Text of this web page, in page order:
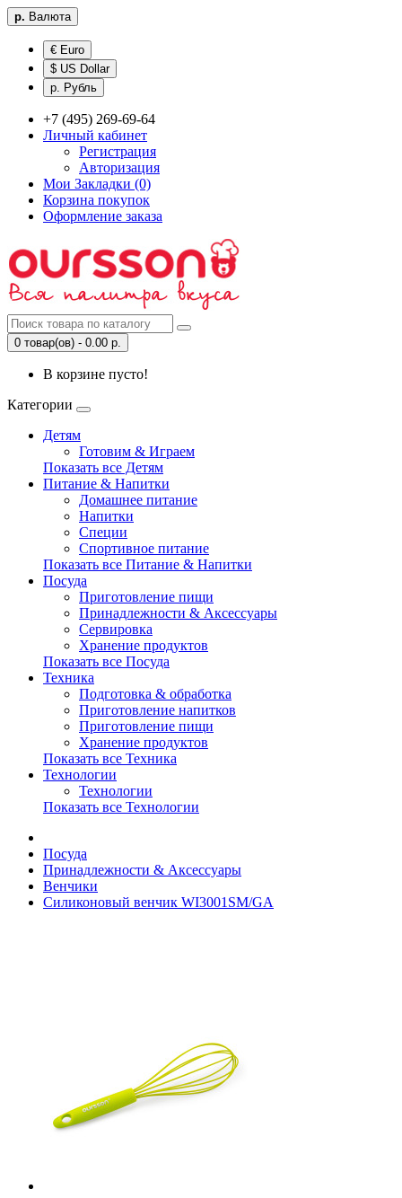
р. Валюта
€ Euro
$ US Dollar
р. Рубль
+7 (495) 269-69-64
Личный кабинет
Регистрация
Авторизация
Мои Закладки (0)
Корзина покупок
Оформление заказа
0 товар(ов) - 0.00 р.
В корзине пусто!
Категории
Детям
Готовим & Играем
Показать все Детям
Питание & Напитки
Домашнее питание
Напитки
Специи
Спортивное питание
Показать все Питание & Напитки
Посуда
Приготовление пищи
Принадлежности & Аксессуары
Сервировка
Хранение продуктов
Показать все Посуда
Техника
Подготовка & обработка
Приготовление напитков
Приготовление пищи
Хранение продуктов
Показать все Техника
Технологии
Технологии
Показать все Технологии
Посуда
Принадлежности & Аксессуары
Венчики
Силиконовый венчик WI3001SM/GA